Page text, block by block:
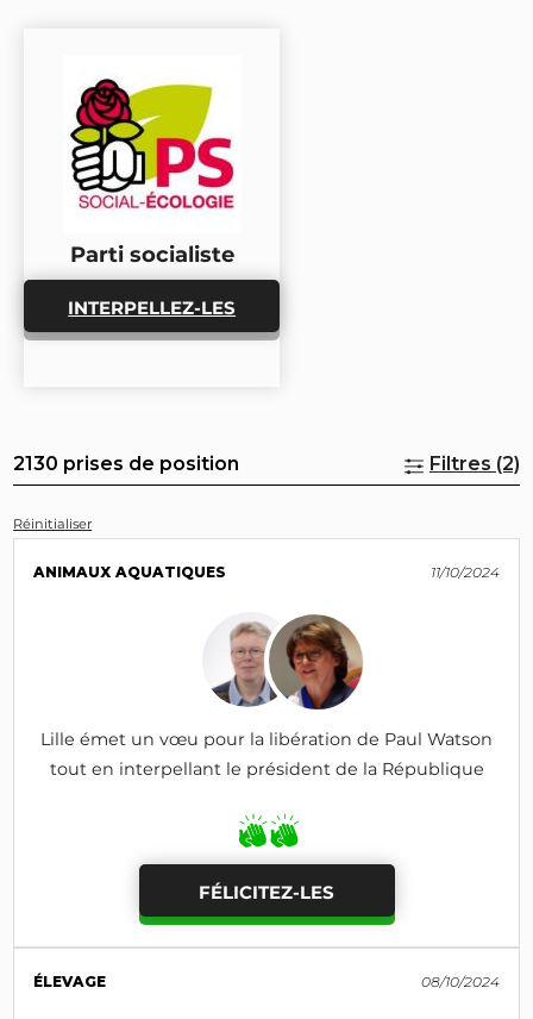
Parti socialiste
INTERPELLEZ-LES
2130 prises de position
Réinitialiser
Filtres (2)
ANIMAUX AQUATIQUES 11/10/2024
Lille émet un vœu pour la libération de Paul Watson
tout en interpellant le président de la République
FÉLICITEZ-LES
ÉLEVAGE 08/10/2024